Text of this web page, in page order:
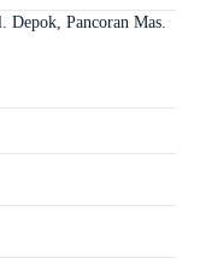
Pancoran Mas.